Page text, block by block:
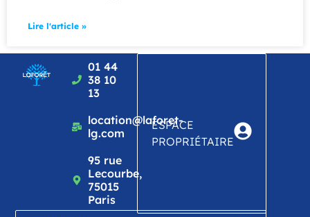
Lire l'article »
01 44
38 10
13
location@laforet-
lg.com
95 rue
Lecourbe,
75015
Paris
ESPACE
PROPRIÉTAIRE